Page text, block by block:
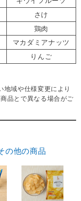
さけ
鶏肉
マカダミアナッツ
りんご
地域や仕様変更により
品とで異なる場合がご
の他の商品